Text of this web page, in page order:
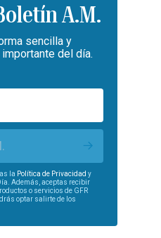
A.M.
sencilla y
del día.
la Política de Privacidad y
Además, aceptas recibir
o servicios de GFR
optar salirte de los